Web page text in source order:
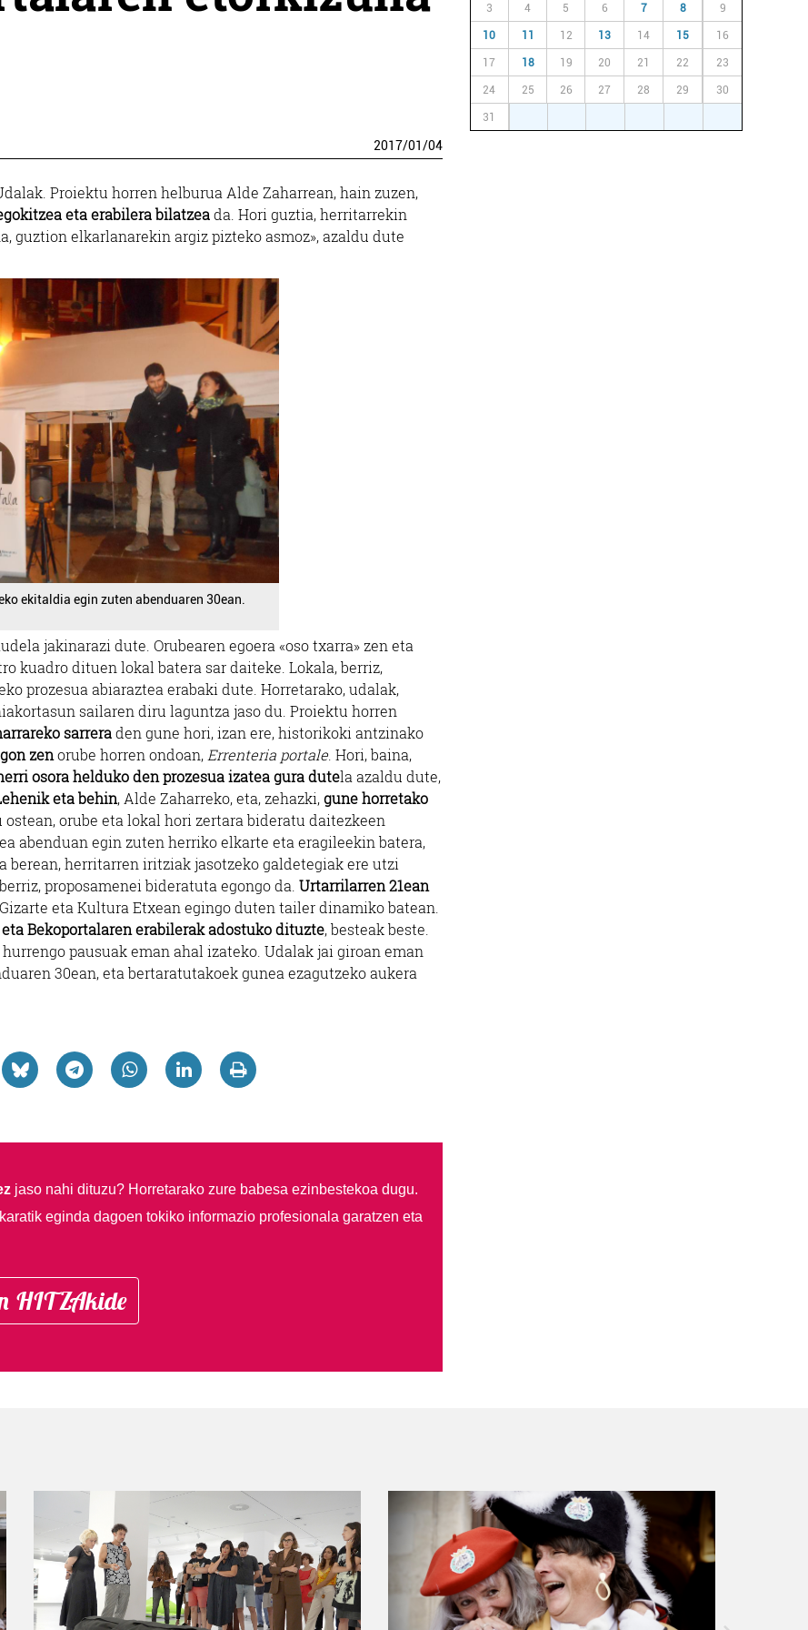
2017/01/04
Proiektu horren helburua Alde Zaharrean, hain zuzen,
eta erabilera bilatzeada. Hori guztia, herritarrekin
guztion elkarlanarekin argiz pizteko asmoz», azaldu dute
ekitaldia egin zuten abenduaren 30ean.
jakinarazi dute. Orubearen egoera «oso txarra» zen eta
kuadro dituen lokal batera sar daiteke. Lokala, berriz,
prozesua abiaraztea erabaki dute. Horretarako, udalak,
sailaren diru laguntza jaso du. Proiektu horren
sarreraden gune hori, izan ere, historikoki antzinako
zenorube horren ondoan, Errenteria portale . Hori, baina,
osora helduko den prozesua izatea gura dutela azaldu dute,
eta behin, Alde Zaharreko, eta, zehazki,gune horretako
ostean, orube eta lokal hori zertara bideratu daitezkeen
abenduan egin zuten herriko elkarte eta eragileekin batera,
berean, herritarren iritziak jasotzeko galdetegiak ere utzi
proposamenei bideratuta egongo da. Urtarrilarren 21ean
eta Kultura Etxean egingo duten tailer dinamiko batean.
Bekoportalaren erabilerak adostuko dituzte, besteak beste.
pausuak eman ahal izateko. Udalak jai giroan eman
30ean, eta bertaratutakoek gunea ezagutzeko aukera
jaso nahi dituzu? Horretarako zure babesa ezinbestekoa dugu.
eginda dagoen tokiko informazio profesionala garatzen eta
HITZAkide
3 4 5 6 7 8 9
10 11 12 13 14 15 16
17 18 19 20 21 22 23
24 25 26 27 28 29 30
31